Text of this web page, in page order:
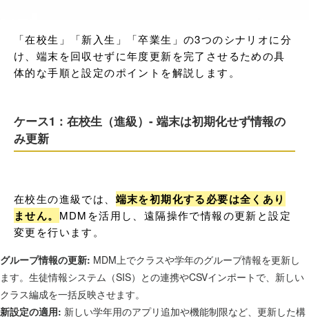
「在校生」「新入生」「卒業生」の3つのシナリオに分
け、端末を回収せずに年度更新を完了させるための具
体的な手順と設定のポイントを解説します。
ケース1：在校生（進級）- 端末は初期化せず情報の
み更新
在校生の進級では、 端末を初期化する必要は全くあり
ません。 MDMを活用し、遠隔操作で情報の更新と設定
変更を行います。
グループ情報の更新: MDM上でクラスや学年のグループ情報を更新し
ます。生徒情報システム（SIS）との連携やCSVインポートで、新しい
クラス編成を一括反映させます。
新設定の適用: 新しい学年用のアプリ追加や機能制限など、更新した構